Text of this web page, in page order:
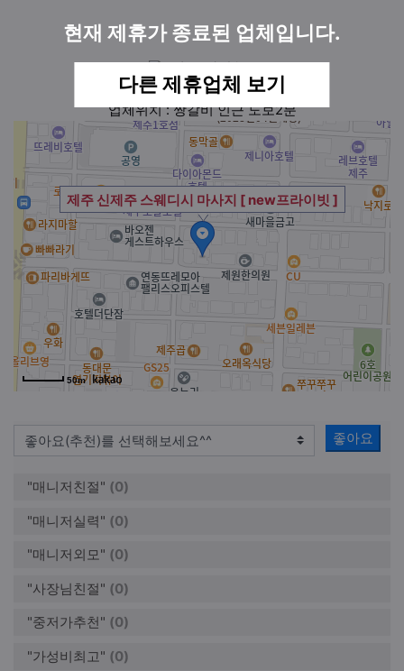
현재 제휴가 종료된 업체입니다.
다른 제휴업체 보기
업체위치 : 짱갈비 인근 도보2분
제주 신제주 스웨디시 마사지 [ new프라이빗 ]
50m
좋아요
"매니저친절" (0)
"매니저실력" (0)
"매니저외모" (0)
"사장님친절" (0)
"중저가추천" (0)
"가성비최고" (0)